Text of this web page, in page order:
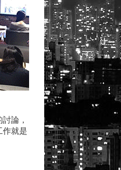
論，
作就是